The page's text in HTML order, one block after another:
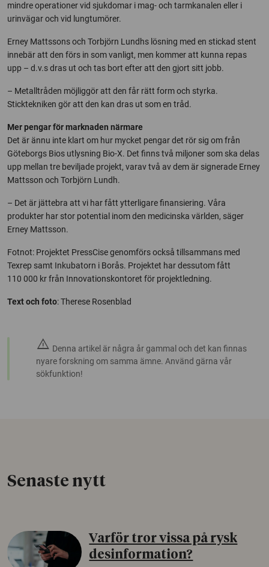
mindre operationer vid sjukdomar i mag- och tarmkanalen eller i
urinvägar och vid lungtumörer.
Erney Mattssons och Torbjörn Lundhs lösning med en stickad stent
innebär att den förs in som vanligt, men kommer att kunna repas
upp – d.v.s dras ut och tas bort efter att den gjort sitt jobb.
– Metalltråden möjliggör att den får rätt form och styrka.
Sticktekniken gör att den kan dras ut som en tråd.
Mer pengar för marknaden närmare
Det är ännu inte klart om hur mycket pengar det rör sig om från
Göteborgs Bios utlysning Bio-X. Det finns två miljoner som ska delas
upp mellan tre beviljade projekt, varav två av dem är signerade Erney
Mattsson och Torbjörn Lundh.
– Det är jättebra att vi har fått ytterligare finansiering. Våra
produkter har stor potential inom den medicinska världen, säger
Erney Mattsson.
Fotnot: Projektet PressCise genomförs också tillsammans med
Texrep samt Inkubatorn i Borås. Projektet har dessutom fått
110 000 kr från Innovationskontoret för projektledning.
Text och foto: Therese Rosenblad
warning Denna artikel är några år gammal och det kan finnas
nyare forskning om samma ämne. Använd gärna vår
sökfunktion!
Senaste nytt
Varför tror vissa på rysk
desinformation?